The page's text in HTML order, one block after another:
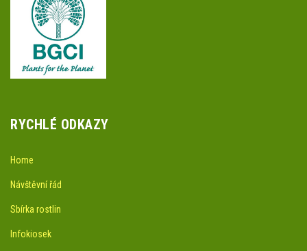
RYCHLÉ ODKAZY
Home
Návštěvní řád
Sbírka rostlin
Infokiosek